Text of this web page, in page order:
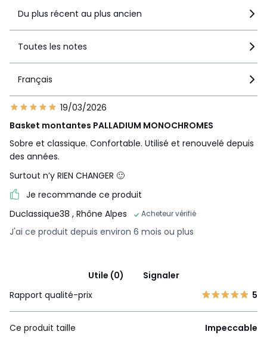
Du plus récent au plus ancien
Toutes les notes
Français
19/03/2026
Basket montantes PALLADIUM MONOCHROMES
Sobre et classique. Confortable. Utilisé et renouvelé depuis
des années.
Surtout n’y RIEN CHANGER 🙂
Je recommande ce produit
Duclassique38 , Rhône Alpes Acheteur vérifié
J'ai ce produit depuis environ 6 mois ou plus
Utile (0)
Signaler
Rapport qualité-prix
5
Ce produit taille Impeccable